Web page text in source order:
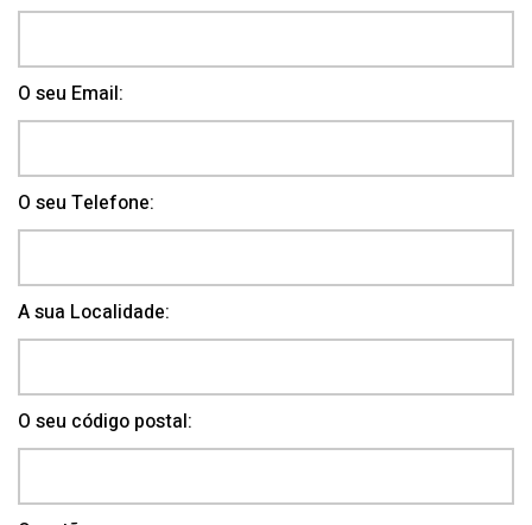
O seu Email:
O seu Telefone:
A sua Localidade:
O seu código postal: